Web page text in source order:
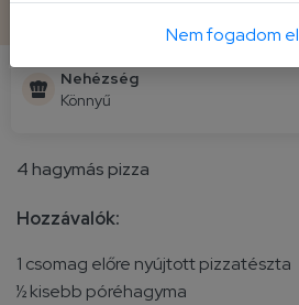
Nehézség
Könnyű
4 hagymás pizza
Hozzávalók:
1 csomag előre nyújtott pizzatészta
½ kisebb póréhagyma
Nem fogadom el